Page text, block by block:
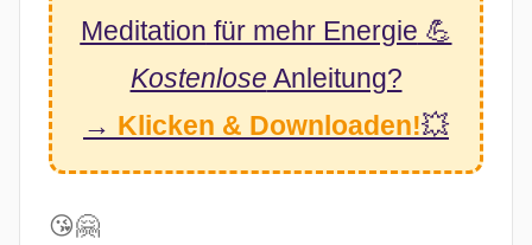
Meditation für mehr Energie 💪
Kostenlose Anleitung?
→ Klicken & Downloaden!💥
😘🤗